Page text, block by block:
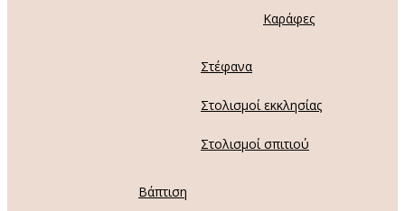
Καράφες
Στέφανα
Στολισμοί εκκλησίας
Στολισμοί σπιτιού
Βάπτιση